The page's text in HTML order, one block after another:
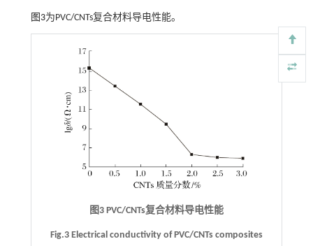
图3为PVC/CNTs复合材料导电性能。
图3 PVC/CNTs复合材料导电性能
Fig.3 Electrical conductivity of PVC/CNTs composites